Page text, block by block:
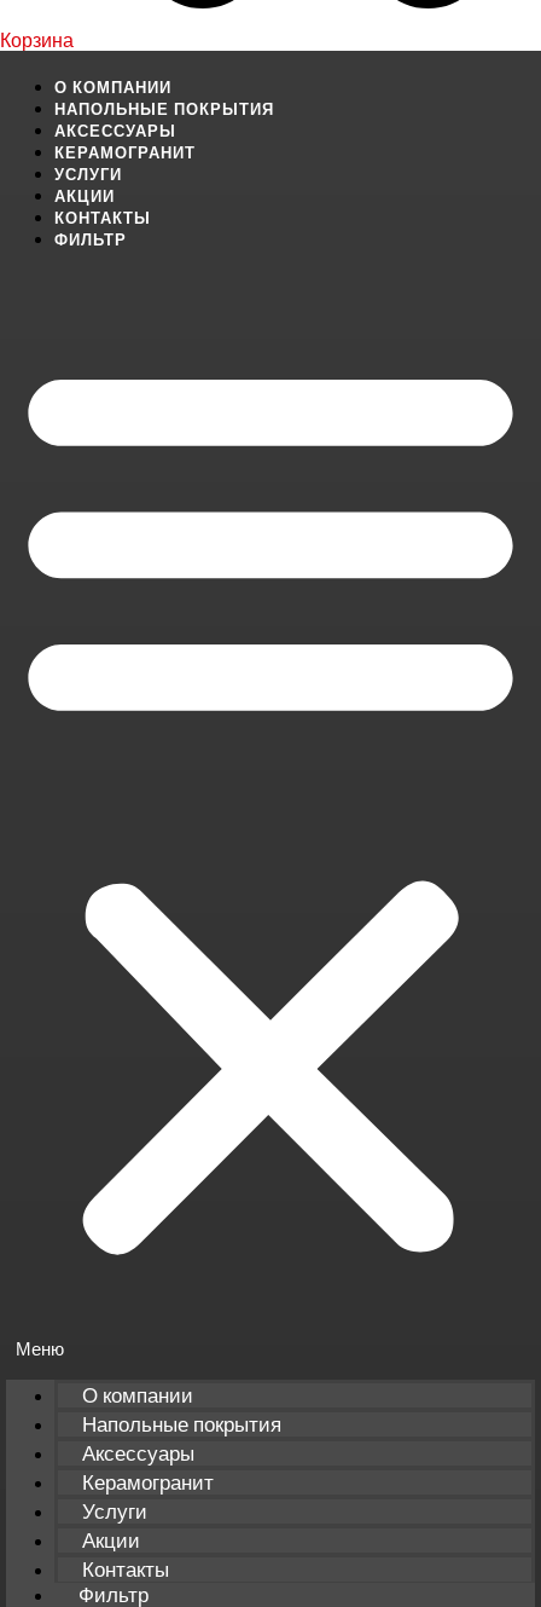
Корзина
О КОМПАНИИ
НАПОЛЬНЫЕ ПОКРЫТИЯ
АКСЕССУАРЫ
КЕРАМОГРАНИТ
УСЛУГИ
АКЦИИ
КОНТАКТЫ
ФИЛЬТР
О компании
Напольные покрытия
Аксессуары
Керамогранит
Услуги
Акции
Контакты
Фильтр